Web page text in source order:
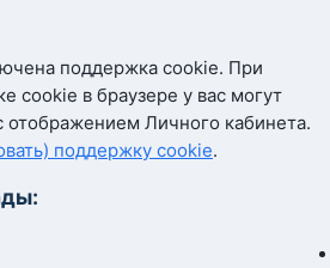
поддержка cookie. При
cookie в браузере у вас могут
отображением Личного кабинета.
поддержку cookie.